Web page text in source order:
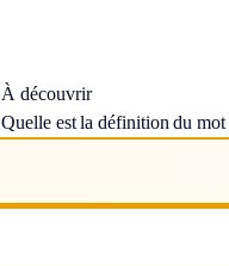
À découvrir
Quelle est la définition du mot